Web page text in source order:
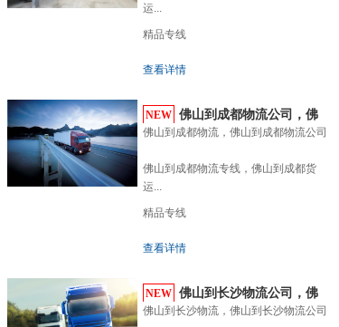
运...
精品专线
查看详情
NEW
佛山到成都物流公司，佛
山到...
佛山到成都物流，佛山到成都物流公司
佛山到成都物流专线，佛山到成都货
运...
精品专线
查看详情
NEW
佛山到长沙物流公司，佛
山到...
佛山到长沙物流，佛山到长沙物流公司